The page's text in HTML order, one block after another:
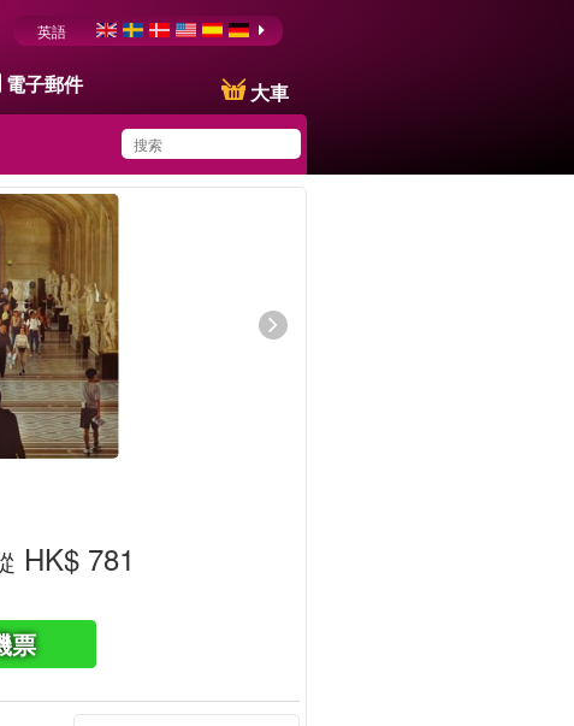
電子郵件 大車
英語
You have saved this
product in your list
HK$ 781
票